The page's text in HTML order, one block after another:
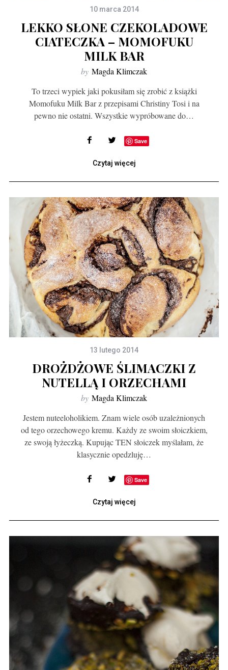
10 marca 2014
LEKKO SŁONE CZEKOLADOWE
CIATECZKA – MOMOFUKU
MILK BAR
by Magda Klimczak
To trzeci wypiek jaki pokusiłam się zrobić z książki
Momofuku Milk Bar z przepisami Christiny Tosi i na
pewno nie ostatni. Wszystkie wypróbowane do…
Save
Czytaj więcej
13 lutego 2014
DROŻDŻOWE ŚLIMACZKI Z
NUTELLĄ I ORZECHAMI
by Magda Klimczak
Jestem nuteeloholikiem. Znam wiele osób uzależnionych
od tego orzechowego kremu. Każdy ze swoim słoiczkiem,
ze swoją łyżeczką. Kupując TEN słoiczek myślałam, że
klasycznie opedzluję…
Save
Czytaj więcej